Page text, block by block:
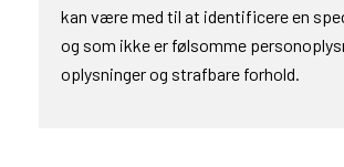
kan være med til at identificere en
og som ikke er følsomme
oplysninger og strafbare forhold.